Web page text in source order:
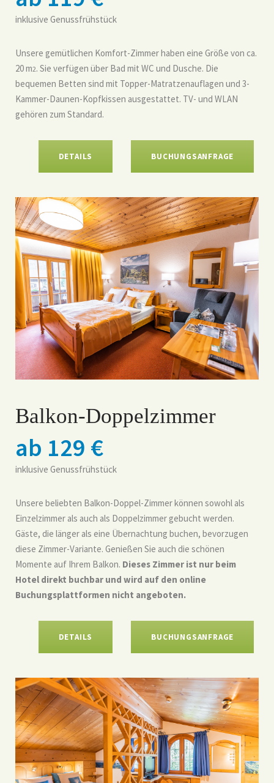
inklusive Genussfrühstück
Unsere gemütlichen Komfort-Zimmer haben eine Größe von ca.
20 m2. Sie verfügen über Bad mit WC und Dusche. Die
bequemen Betten sind mit Topper-Matratzenauflagen und 3-
Kammer-Daunen-Kopfkissen ausgestattet. TV- und WLAN
gehören zum Standard.
DETAILS BUCHUNGSANFRAGE
Balkon-Doppelzimmer
ab 129 €
inklusive Genussfrühstück
Unsere beliebten Balkon-Doppel-Zimmer können sowohl als
Einzelzimmer als auch als Doppelzimmer gebucht werden.
Gäste, die länger als eine Übernachtung buchen, bevorzugen
diese Zimmer-Variante. Genießen Sie auch die schönen
Momente auf Ihrem Balkon. Dieses Zimmer ist nur beim
Hotel direkt buchbar und wird auf den online
Buchungsplattformen nicht angeboten.
DETAILS BUCHUNGSANFRAGE